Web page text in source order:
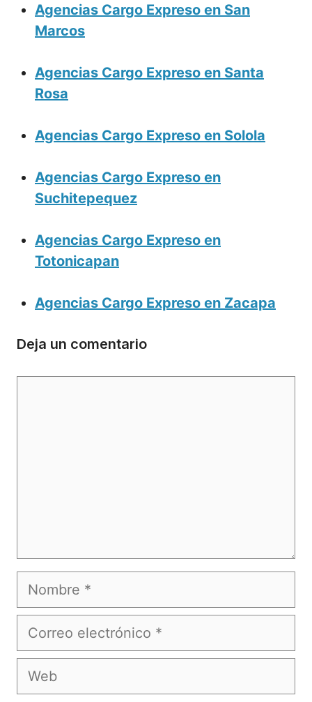
Agencias Cargo Expreso en San
Marcos
Agencias Cargo Expreso en Santa
Rosa
Agencias Cargo Expreso en Solola
Agencias Cargo Expreso en
Suchitepequez
Agencias Cargo Expreso en
Totonicapan
Agencias Cargo Expreso en Zacapa
Deja un comentario
Nombre
Correo
Web